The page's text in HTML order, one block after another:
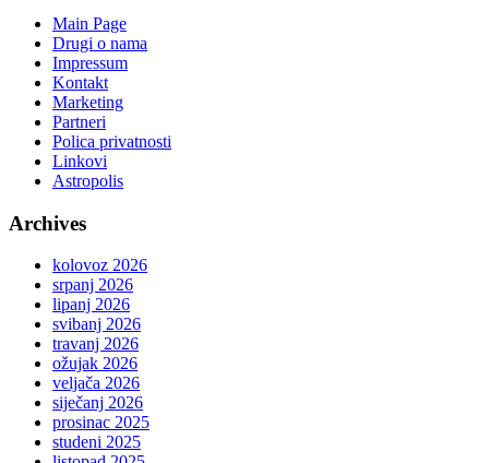
Main Page
Drugi o nama
Impressum
Kontakt
Marketing
Partneri
Polica privatnosti
Linkovi
Astropolis
Archives
kolovoz 2026
srpanj 2026
lipanj 2026
svibanj 2026
travanj 2026
ožujak 2026
veljača 2026
siječanj 2026
prosinac 2025
studeni 2025